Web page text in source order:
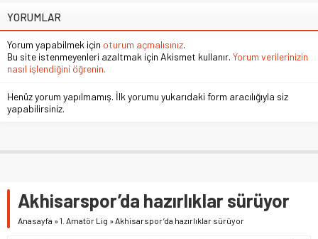
YORUMLAR
Yorum yapabilmek için oturum açmalısınız.
Bu site istenmeyenleri azaltmak için Akismet kullanır. Yorum verilerinizin
nasıl işlendiğini öğrenin.
Henüz yorum yapılmamış. İlk yorumu yukarıdaki form aracılığıyla siz
yapabilirsiniz.
Akhisarspor’da hazırlıklar sürüyor
Anasayfa »1. Amatör Lig » Akhisarspor’da hazırlıklar sürüyor